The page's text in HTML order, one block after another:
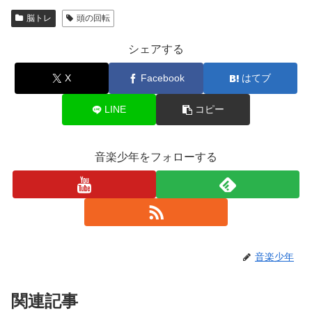
脳トレ 頭の回転
シェアする
X Facebook はてブ
LINE コピー
音楽少年をフォローする
音楽少年
関連記事